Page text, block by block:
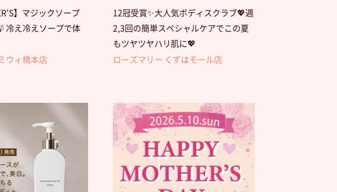
】マジックソープ
冷え冷えソープで体
ウィ橋本店
12冠受賞✨大人気ボディスクラブ💖週
2,3回の簡単スペシャルケアでこの夏
もツヤツヤハリ肌に💖
ローズマリー くずはモール店